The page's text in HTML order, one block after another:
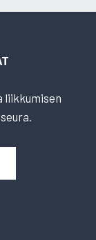
liikkumisen